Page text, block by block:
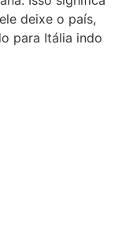
deixe o país,
para Itália indo